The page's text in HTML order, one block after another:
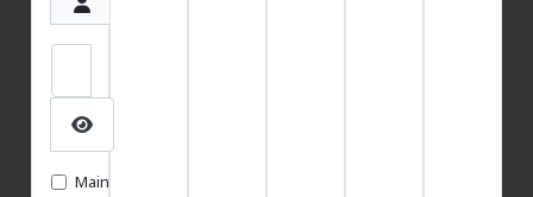
Mot de passe
Afficher le mot de passe
Maintenir